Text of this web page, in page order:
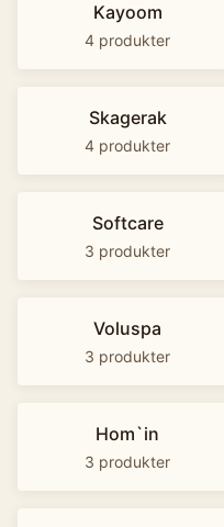
Kayoom
4 produkter
Skagerak
4 produkter
Softcare
3 produkter
Voluspa
3 produkter
Hom`in
3 produkter